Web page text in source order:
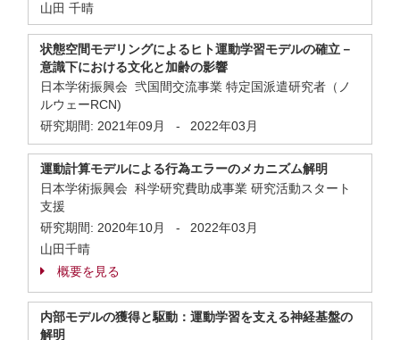
山田 千晴
状態空間モデリングによるヒト運動学習モデルの確立－
意識下における文化と加齢の影響
日本学術振興会 弐国間交流事業 特定国派遣研究者（ノ
ルウェーRCN)
研究期間: 2021年09月 - 2022年03月
運動計算モデルによる行為エラーのメカニズム解明
日本学術振興会 科学研究費助成事業 研究活動スタート
支援
研究期間: 2020年10月 -
2022年03月
山田千晴
概要を見る
内部モデルの獲得と駆動：運動学習を支える神経基盤の
解明